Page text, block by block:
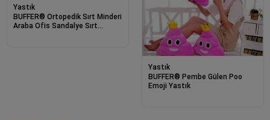
Yastık
BUFFER® Ortopedik Sırt Minderi
Araba Ofis Sandalye Sırt
Yastık
BUFFER® Pembe Gülen Poo
Emoji Yastık